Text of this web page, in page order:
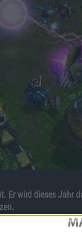
Er wird dieses Jahr
die Live-